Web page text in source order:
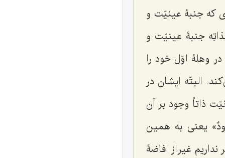
که جنبۀ عینیّت و
جنبۀ عینیّت و
وهلۀ اوّل خود را
البتّه ایشان در
ذاتاً وجود بر آن
یعنی به همین
غیر از افاضۀ